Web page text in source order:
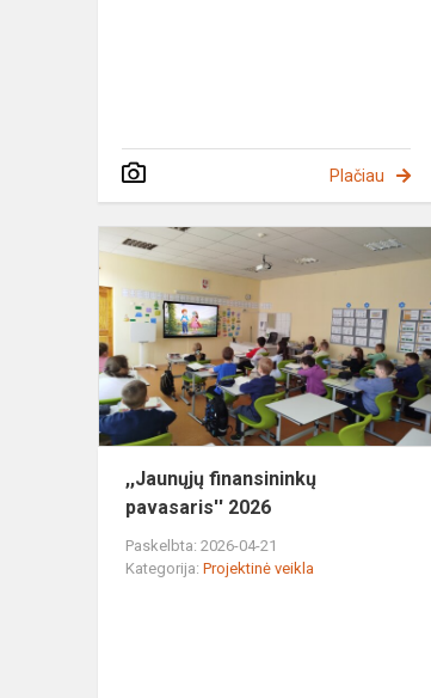
Plačiau
,,Jaunųjų finansininkų
pavasaris'' 2026
Paskelbta: 2026-04-21
Kategorija: Projektinė veikla